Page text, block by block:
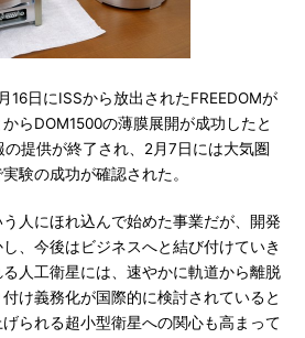
16日にISSから放出されたFREEDOMが
らDOM1500の薄膜展開が成功したと
提供が終了され、2月7日には大気圏
験の成功が確認された。
人にほれ込んで始めた事業だが、開発
、今後はビジネスへと結び付けていき
人工衛星には、速やかに軌道から離脱
け義務化が国際的に検討されていると
られる超小型衛星への関心も高まって